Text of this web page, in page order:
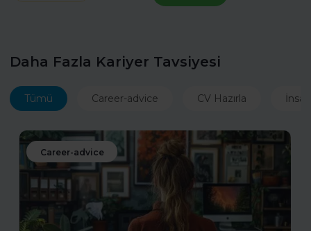
Daha Fazla Kariyer Tavsiyesi
Tümü Career-advice CV Hazırla
Career-advice